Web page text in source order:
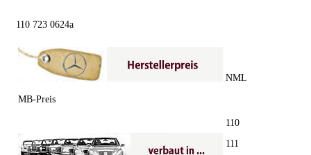
110 723 0624a
MB-Preis
NML
110
111